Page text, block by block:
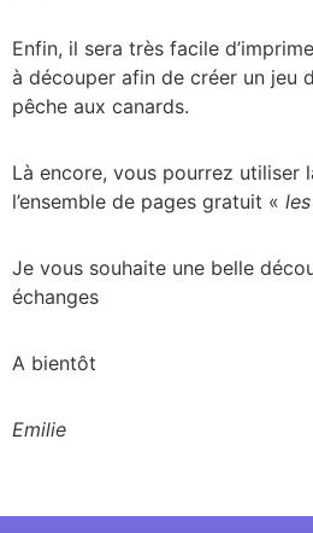
Enfin, il sera très facile
à découper afin de créer un jeu
pêche aux canards.
Là encore, vous pourrez utiliser
l’ensemble de pages gratuit «
Je vous souhaite une belle
échanges
A bientôt
Emilie